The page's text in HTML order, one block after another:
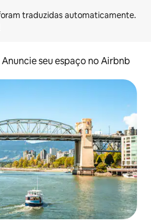
Anuncie seu espaço no Airbnb